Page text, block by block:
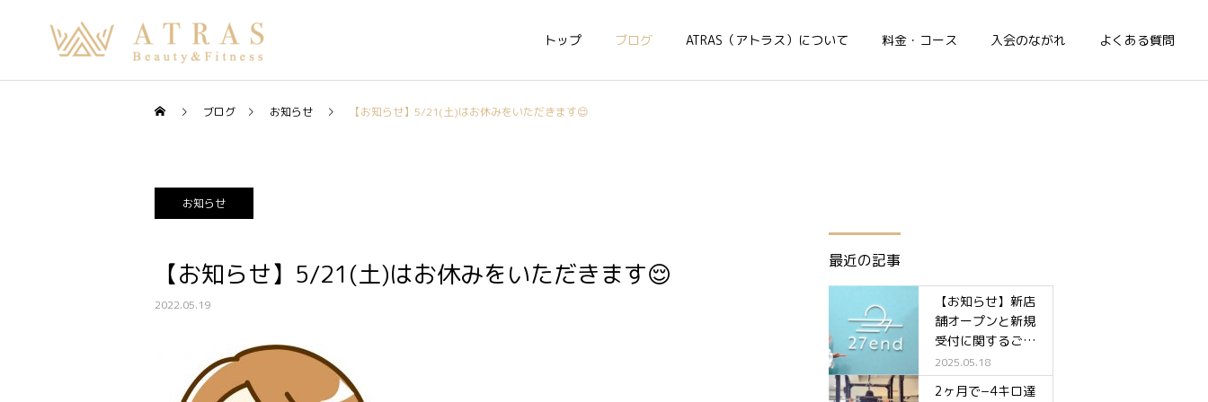
トップ ブログ ATRAS（アトラス）について 料金・コース 入会のながれ よくある質問
ブログ お知らせ 【お知らせ】5/21(土)はお休みをいただきます😌
お知らせ
【お知らせ】5/21(土)はお休みをいただきます😌
2022.05.19
最近の記事
【お知らせ】新店
舗オープンと新規
受付に関するご案
内✨
2025.05.18
2ヶ月で−4キロ達